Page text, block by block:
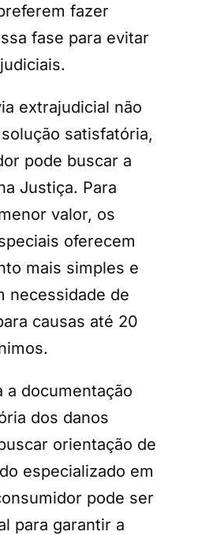
fazer
fase para evitar
extrajudicial não
satisfatória,
pode buscar a
Justiça. Para
valor, os
oferecem
mais simples e
necessidade de
causas até 20
a documentação
dos danos
orientação de
especializado em
pode ser
para garantir a